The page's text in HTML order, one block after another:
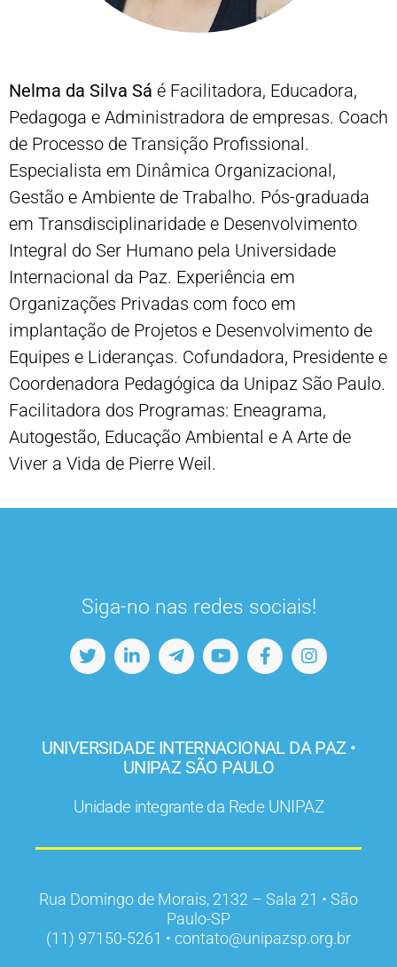
Nelma da Silva Sá é Facilitadora, Educadora,
Pedagoga e Administradora de empresas. Coach
de Processo de Transição Profissional.
Especialista em Dinâmica Organizacional,
Gestão e Ambiente de Trabalho. Pós-graduada
em Transdisciplinaridade e Desenvolvimento
Integral do Ser Humano pela Universidade
Internacional da Paz. Experiência em
Organizações Privadas com foco em
implantação de Projetos e Desenvolvimento de
Equipes e Lideranças. Cofundadora, Presidente e
Coordenadora Pedagógica da Unipaz São Paulo.
Facilitadora dos Programas: Eneagrama,
Autogestão, Educação Ambiental e A Arte de
Viver a Vida de Pierre Weil.
Siga-no nas redes sociais!
UNIVERSIDADE INTERNACIONAL DA PAZ •
UNIPAZ SÃO PAULO
Unidade integrante da Rede UNIPAZ
Rua Domingo de Morais, 2132 – Sala 21 • São
Paulo-SP
(11) 97150-5261 • contato@unipazsp.org.br